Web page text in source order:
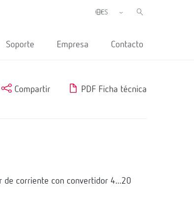
Soporte Empresa Contacto
Compartir PDF Ficha técnica
de corriente con convertidor 4...20